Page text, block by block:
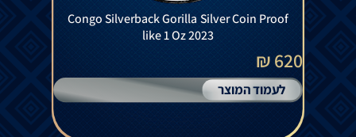
Congo Silverback Gorilla Silver Coin Proof
like 1 Oz 2023
620 ₪
לעמוד המוצר